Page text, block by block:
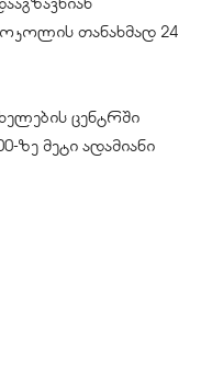
თანახმად 24
ცენტრში
ზე მეტი ადამიანი